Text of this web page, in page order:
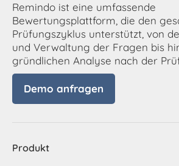
Remindo ist eine umfassende
Bewertungsplattform, die den
Prüfungszyklus unterstützt, von
und Verwaltung der Fragen bis
gründlichen Analyse nach der
Demo anfragen
Produkt